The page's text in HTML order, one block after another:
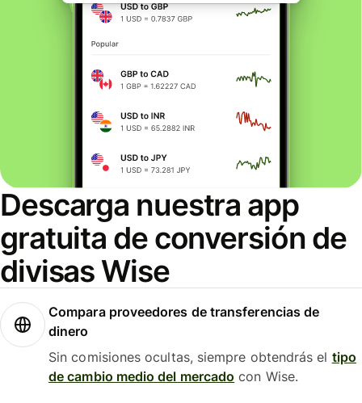
Descarga nuestra app
gratuita de conversión de
divisas Wise
Compara proveedores de transferencias de
dinero
Sin comisiones ocultas, siempre obtendrás el tipo
de cambio medio del mercado con Wise.